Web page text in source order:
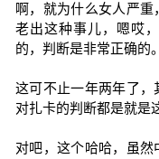
啊，就为什么女人严重
老出这种事儿，嗯哎
的，判断是非常正确的。
这可不止一年两年了
对扎卡的判断都是就是
对吧，这个哈哈，虽